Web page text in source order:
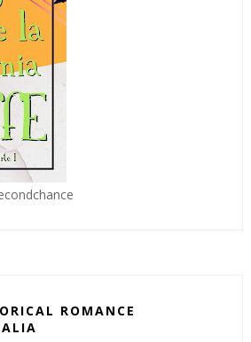
ROMANCE